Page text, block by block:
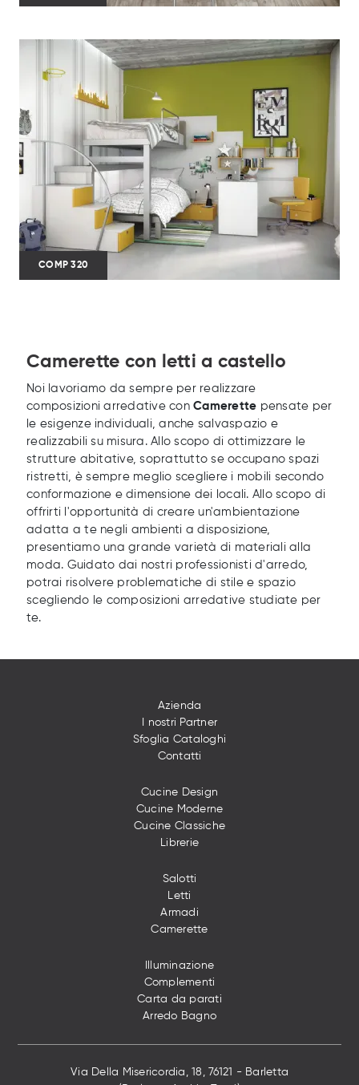
COMP 320
Camerette con letti a castello
Noi lavoriamo da sempre per realizzare
composizioni arredative conCamerette pensate per
le esigenze individuali, anche salvaspazio e
realizzabili su misura. Allo scopo di ottimizzare le
strutture abitative, soprattutto se occupano spazi
ristretti, è sempre meglio scegliere i mobili secondo
conformazione e dimensione dei locali. Allo scopo di
offrirti l'opportunità di creare un'ambientazione
adatta a te negli ambienti a disposizione,
presentiamo una grande varietà di materiali alla
moda. Guidato dai nostri professionisti d'arredo,
potrai risolvere problematiche di stile e spazio
scegliendo le composizioni arredative studiate per
te.
Azienda
I nostri Partner
Sfoglia Cataloghi
Contatti
Cucine Design
Cucine Moderne
Cucine Classiche
Librerie
Salotti
Letti
Armadi
Camerette
Illuminazione
Complementi
Carta da parati
Arredo Bagno
Via Della Misericordia, 18, 76121 - Barletta